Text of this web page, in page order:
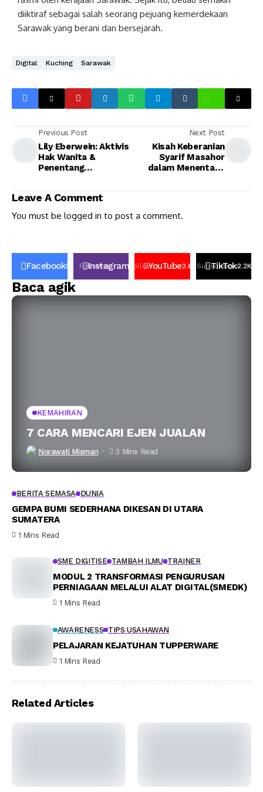
diiktiraf sebagai salah seorang pejuang kemerdekaan
Sarawak yang berani dan bersejarah.
Digital Kuching Sarawak
Previous Post
Lily Eberwein: Aktivis
Hak Wanita &
Penentang
Next Post
Kisah Keberanian
Syarif Masahor
dalam Menentang
Leave A Comment
You must be logged in to post a comment.
Facebook50K Follower
Instagram FollowYouTube2.6k Subscribers
TikTok2.2K
Baca agik
KEMAHIRAN
7 CARA MENCARI EJEN JUALAN
Norawati Misman 3 Mins Read
BERITA SEMASA DUNIA
GEMPA BUMI SEDERHANA DIKESAN DI UTARA
SUMATERA
1 Mins Read
SME DIGITISE TAMBAH ILMU TRAINER
MODUL 2 TRANSFORMASI PENGURUSAN
PERNIAGAAN MELALUI ALAT DIGITAL(SMEDK)
1 Mins Read
AWARENESS TIPS USAHAWAN
PELAJARAN KEJATUHAN TUPPERWARE
1 Mins Read
Related Articles